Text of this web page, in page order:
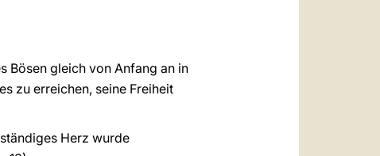
Bösen gleich von Anfang an in
zu erreichen, seine Freiheit
Herz wurde